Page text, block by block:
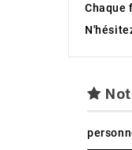
Chaque